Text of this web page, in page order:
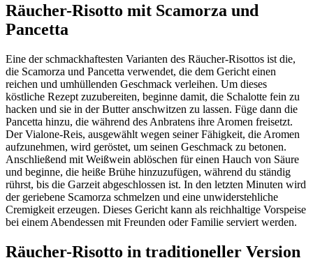
Räucher-Risotto mit Scamorza und
Pancetta
Eine der schmackhaftesten Varianten des Räucher-Risottos ist die,
die Scamorza und Pancetta verwendet, die dem Gericht einen
reichen und umhüllenden Geschmack verleihen. Um dieses
köstliche Rezept zuzubereiten, beginne damit, die Schalotte fein zu
hacken und sie in der Butter anschwitzen zu lassen. Füge dann die
Pancetta hinzu, die während des Anbratens ihre Aromen freisetzt.
Der Vialone-Reis, ausgewählt wegen seiner Fähigkeit, die Aromen
aufzunehmen, wird geröstet, um seinen Geschmack zu betonen.
Anschließend mit Weißwein ablöschen für einen Hauch von Säure
und beginne, die heiße Brühe hinzuzufügen, während du ständig
rührst, bis die Garzeit abgeschlossen ist. In den letzten Minuten wird
der geriebene Scamorza schmelzen und eine unwiderstehliche
Cremigkeit erzeugen. Dieses Gericht kann als reichhaltige Vorspeise
bei einem Abendessen mit Freunden oder Familie serviert werden.
Räucher-Risotto in traditioneller Version